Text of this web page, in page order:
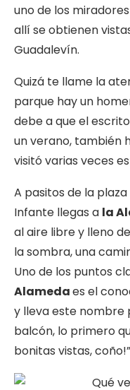
uno de los
allí se obtienen
Guadalevín.
Quizá te llame la
parque hay un
debe a que el
un verano, también
visitó varias veces
A pasitos de la
Infante llegas a la
al aire libre y lleno
la sombra, una
Uno de los puntos
Alamedaes el
y lleva este nombre
balcón, lo primero
bonitas vistas,